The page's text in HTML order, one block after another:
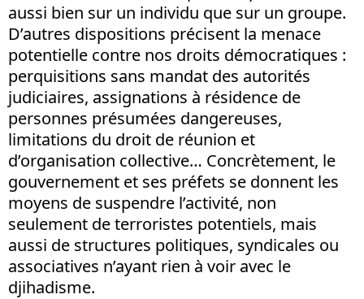
aussi bien sur un individu que sur un groupe.
D’autres dispositions précisent la menace
potentielle contre nos droits démocratiques :
perquisitions sans mandat des autorités
judiciaires, assignations à résidence de
personnes présumées dangereuses,
limitations du droit de réunion et
d’organisation collective… Concrètement, le
gouvernement et ses préfets se donnent les
moyens de suspendre l’activité, non
seulement de terroristes potentiels, mais
aussi de structures politiques, syndicales ou
associatives n’ayant rien à voir avec le
djihadisme.